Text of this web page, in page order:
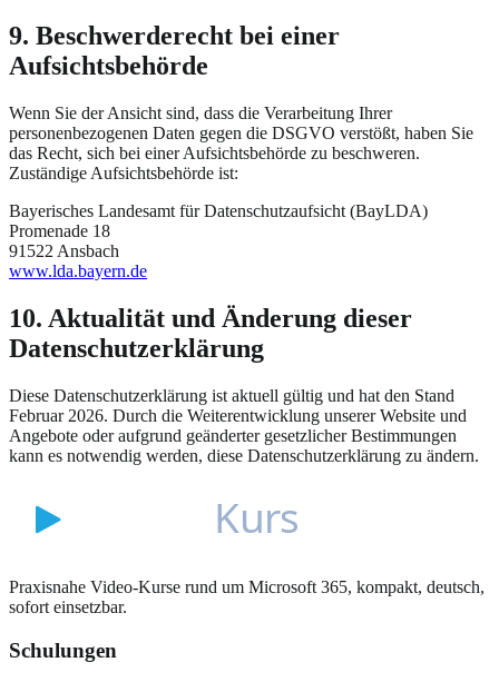
9. Beschwerderecht bei einer
Aufsichtsbehörde
Wenn Sie der Ansicht sind, dass die Verarbeitung Ihrer
personenbezogenen Daten gegen die DSGVO verstößt, haben Sie
das Recht, sich bei einer Aufsichtsbehörde zu beschweren.
Zuständige Aufsichtsbehörde ist:
Bayerisches Landesamt für Datenschutzaufsicht (BayLDA)
Promenade 18
91522 Ansbach
www.lda.bayern.de
10. Aktualität und Änderung dieser
Datenschutzerklärung
Diese Datenschutzerklärung ist aktuell gültig und hat den Stand
Februar 2026. Durch die Weiterentwicklung unserer Website und
Angebote oder aufgrund geänderter gesetzlicher Bestimmungen
kann es notwendig werden, diese Datenschutzerklärung zu ändern.
Praxisnahe Video-Kurse rund um Microsoft 365, kompakt, deutsch,
sofort einsetzbar.
Schulungen